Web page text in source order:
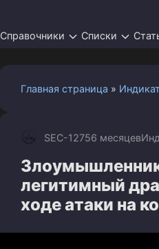
Справочники Списки
Главная страница »
SEC-12756 месяцев
легитимный
ходе атаки на